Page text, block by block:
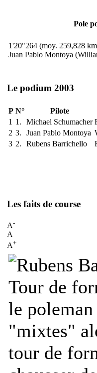
Pole
1'20"264 (moy. 259,828
Juan Pablo Montoya
Le podium 2003
P N° Pilote
1 1. Michael Schumacher
2 3. Juan Pablo Montoya
3 2. Rubens Barrichello
Les faits de course
A-
A
A+
Tour de
le
"mixtes"
tour de